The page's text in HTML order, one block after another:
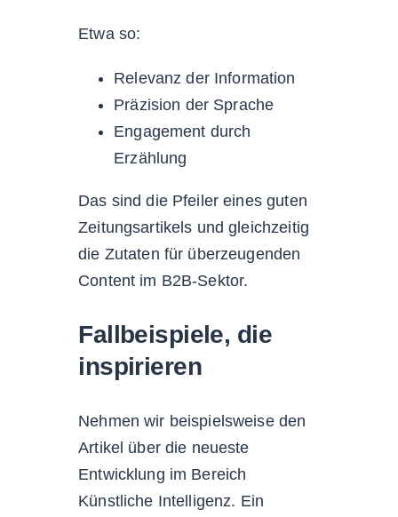
Etwa so:
Relevanz der Information
Präzision der Sprache
Engagement durch
Erzählung
Das sind die Pfeiler eines guten
Zeitungsartikels und gleichzeitig
die Zutaten für überzeugenden
Content im B2B-Sektor.
Fallbeispiele, die
inspirieren
Nehmen wir beispielsweise den
Artikel über die neueste
Entwicklung im Bereich
Künstliche Intelligenz. Ein